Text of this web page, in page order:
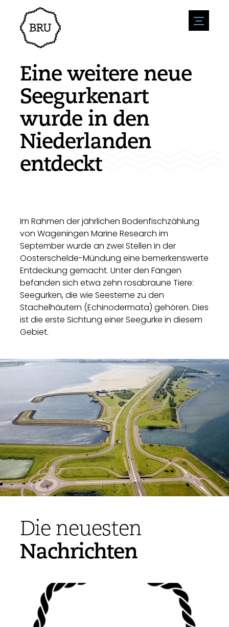
menu
Veranstaltungskalender
Veranstaltung anmelden
Übernachtung
Geschäfte
Natur & wasser
Sport
Sehenswürdigkeiten
Geschichte
Zugänglichkeit
Parken
Wohnumfeld
Um zu unternehmen
Stellenangebote
Stellenangebote veröffentlichen
Unternehmen
BIZ Bruinisse
Nachrichtenübersicht
Neuigkeiten einreichen
Eine weitere neue
Seegurkenart
wurde in den
Niederlanden
entdeckt
Im Rahmen der jährlichen Bodenfischzählung
von Wageningen Marine Research im
September wurde an zwei Stellen in der
Oosterschelde-Mündung eine bemerkenswerte
Entdeckung gemacht. Unter den Fängen
befanden sich etwa zehn rosabraune Tiere:
Seegurken, die wie Seesterne zu den
Stachelhäutern (Echinodermata) gehören. Dies
ist die erste Sichtung einer Seegurke in diesem
Gebiet.
Die neuesten
Nachrichten